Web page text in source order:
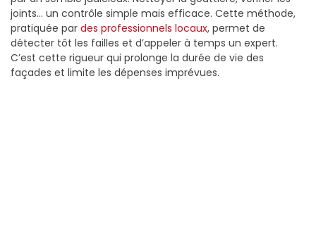
joints… un contrôle simple mais efficace. Cette méthode,
pratiquée par des professionnels locaux, permet de
détecter tôt les failles et d’appeler à temps un expert.
C’est cette rigueur qui prolonge la durée de vie des
façades et limite les dépenses imprévues.